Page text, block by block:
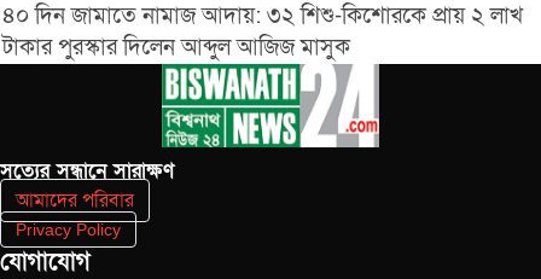
৪০ দিন জামাতে নামাজ আদায়: ৩২ শিশু-কিশোরকে প্রায় ২ লাখ
টাকার পুরস্কার দিলেন আব্দুল আজিজ মাসুক
সত‌্যের সন্ধানে সারাক্ষণ
আমাদের পরিবার
Privacy Policy
যোগাযোগ